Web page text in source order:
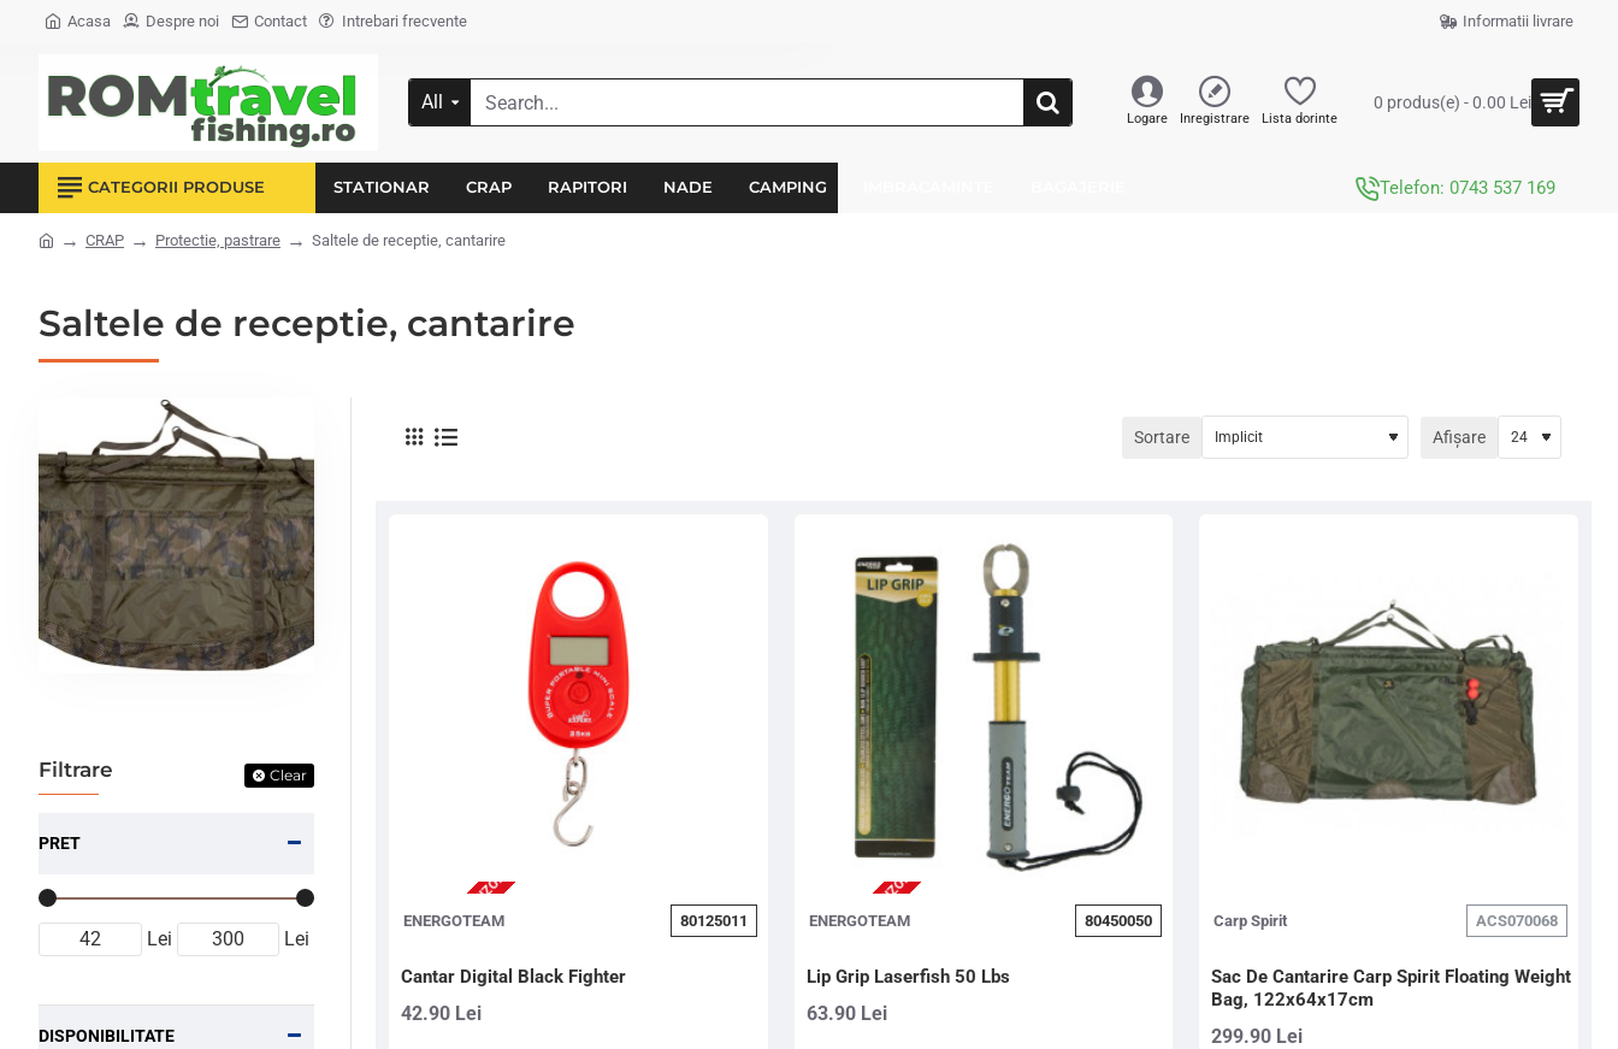
Acasa Despre noi Contact Intrebari frecvente Informatii livrare
All
Search... Logare Inregistrare Lista dorinte
0 produs(e) - 0.00 Lei
CATEGORII PRODUSE STATIONAR CRAP RAPITORI NADE CAMPING Telefon: 0743 537 169
Saltele de receptie, cantarire
CRAP Protectie, pastrare Saltele de receptie, cantarire
Filtrare Clear
PRET
Lei Lei
DISPONIBILITATE
Sortare Afișare
2-3 ZILE (STOC FURNIZOR)
ENERGOTEAM 80125011
Cantar Digital Black Fighter
42.90 Lei
2-3 ZILE (STOC FURNIZOR)
ENERGOTEAM 80450050
Lip Grip Laserfish 50 Lbs
63.90 Lei
Carp Spirit ACS070068
Sac De Cantarire Carp Spirit Floating Weight
Bag, 122x64x17cm
299.90 Lei